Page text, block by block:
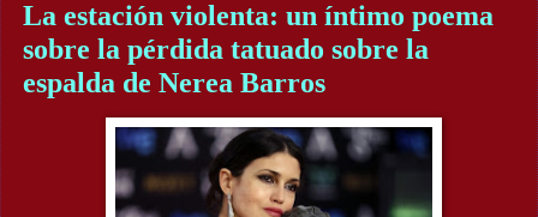
La estación violenta: un íntimo poema
sobre la pérdida tatuado sobre la
espalda de Nerea Barros